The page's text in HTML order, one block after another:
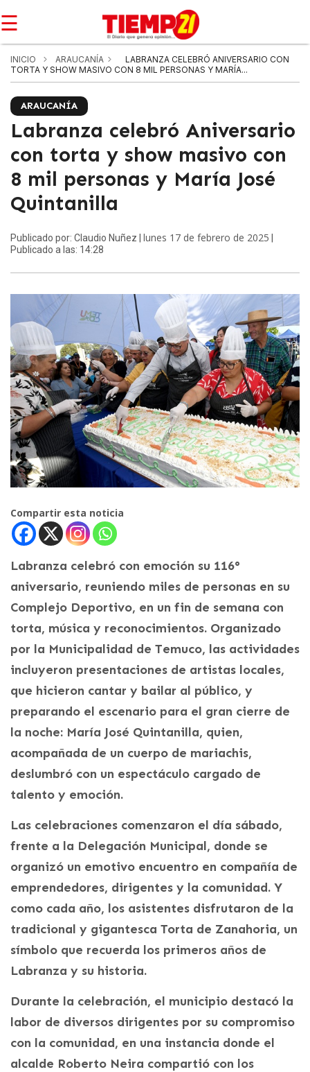
☰
INICIO ARAUCANÍA
LABRANZA CELEBRÓ ANIVERSARIO CON
TORTA Y SHOW MASIVO CON 8 MIL PERSONAS Y MARÍA...
ARAUCANÍA
Labranza celebró Aniversario
con torta y show masivo con
8 mil personas y María José
Quintanilla
Publicado por: Claudio Nuñez | lunes 17 de febrero de 2025
Publicado a las: 14:28
Compartir esta noticia
Labranza celebró con emoción su 116°
aniversario, reuniendo miles de personas en su
Complejo Deportivo, en un fin de semana con
torta, música y reconocimientos. Organizado
por la Municipalidad de Temuco, las actividades
incluyeron presentaciones de artistas locales,
que hicieron cantar y bailar al público, y
preparando el escenario para el gran cierre de
la noche: María José Quintanilla, quien,
acompañada de un cuerpo de mariachis,
deslumbró con un espectáculo cargado de
talento y emoción.
Las celebraciones comenzaron el día sábado,
frente a la Delegación Municipal, donde se
organizó un emotivo encuentro en compañía de
emprendedores, dirigentes y la comunidad. Y
como cada año, los asistentes disfrutaron de la
tradicional y gigantesca Torta de Zanahoria, un
símbolo que recuerda los primeros años de
Labranza y su historia.
Durante la celebración, el municipio destacó la
labor de diversos dirigentes por su compromiso
con la comunidad, en una instancia donde el
alcalde Roberto Neira compartió con los